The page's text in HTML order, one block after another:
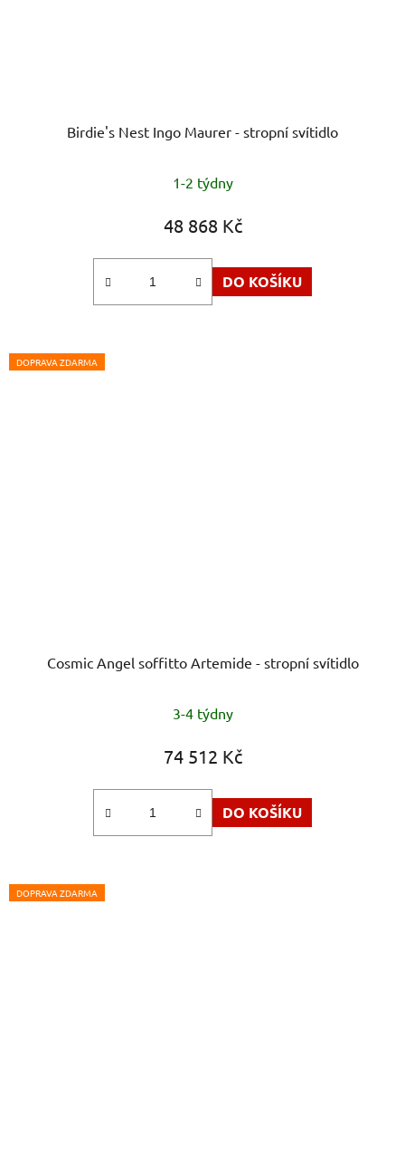
Birdie's Nest Ingo Maurer - stropní svítidlo
1-2 týdny
48 868 Kč
DO KOŠÍKU
DOPRAVA ZDARMA
Cosmic Angel soffitto Artemide - stropní svítidlo
hodnocení
produktu
5,0
3-4 týdny
74 512 Kč
DO KOŠÍKU
DOPRAVA ZDARMA